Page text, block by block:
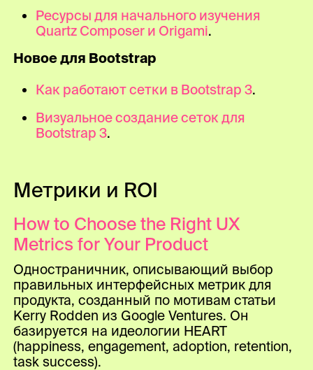
Ресурсы для начального изучения
Quartz Composer и Origami.
Новое для Bootstrap
Как работают сетки в Bootstrap 3.
Визуальное создание сеток для
Bootstrap 3.
Метрики и ROI
How to Choose the Right UX
Metrics for Your Product
Одностраничник, описывающий выбор
правильных интерфейсных метрик для
продукта, созданный по мотивам статьи
Kerry Rodden из Google Ventures. Он
базируется на идеологии HEART
(happiness, engagement, adoption, retention,
task success).